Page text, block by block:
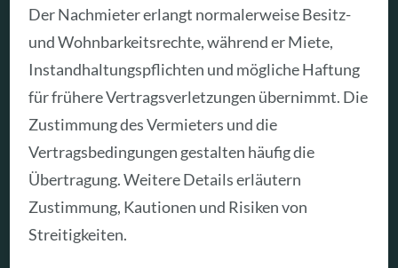
Der Nachmieter erlangt normalerweise Besitz-
und Wohnbarkeitsrechte, während er Miete,
Instandhaltungspflichten und mögliche Haftung
für frühere Vertragsverletzungen übernimmt. Die
Zustimmung des Vermieters und die
Vertragsbedingungen gestalten häufig die
Übertragung. Weitere Details erläutern
Zustimmung, Kautionen und Risiken von
Streitigkeiten.